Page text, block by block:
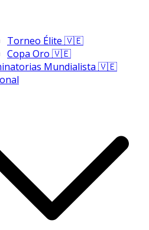
Torneo Élite 🇻🇪
Copa Oro 🇻🇪
Mundialista 🇻🇪